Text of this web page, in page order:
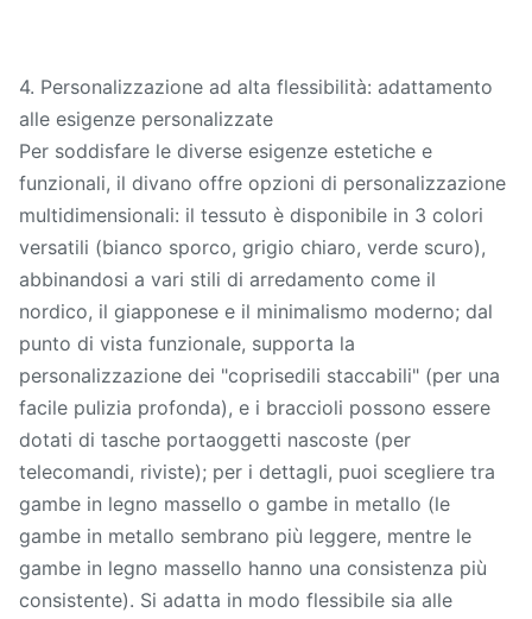
4. Personalizzazione ad alta flessibilità: adattamento
alle esigenze personalizzate
Per soddisfare le diverse esigenze estetiche e
funzionali, il divano offre opzioni di personalizzazione
multidimensionali: il tessuto è disponibile in 3 colori
versatili (bianco sporco, grigio chiaro, verde scuro),
abbinandosi a vari stili di arredamento come il
nordico, il giapponese e il minimalismo moderno; dal
punto di vista funzionale, supporta la
personalizzazione dei "coprisedili staccabili" (per una
facile pulizia profonda), e i braccioli possono essere
dotati di tasche portaoggetti nascoste (per
telecomandi, riviste); per i dettagli, puoi scegliere tra
gambe in legno massello o gambe in metallo (le
gambe in metallo sembrano più leggere, mentre le
gambe in legno massello hanno una consistenza più
consistente). Si adatta in modo flessibile sia alle